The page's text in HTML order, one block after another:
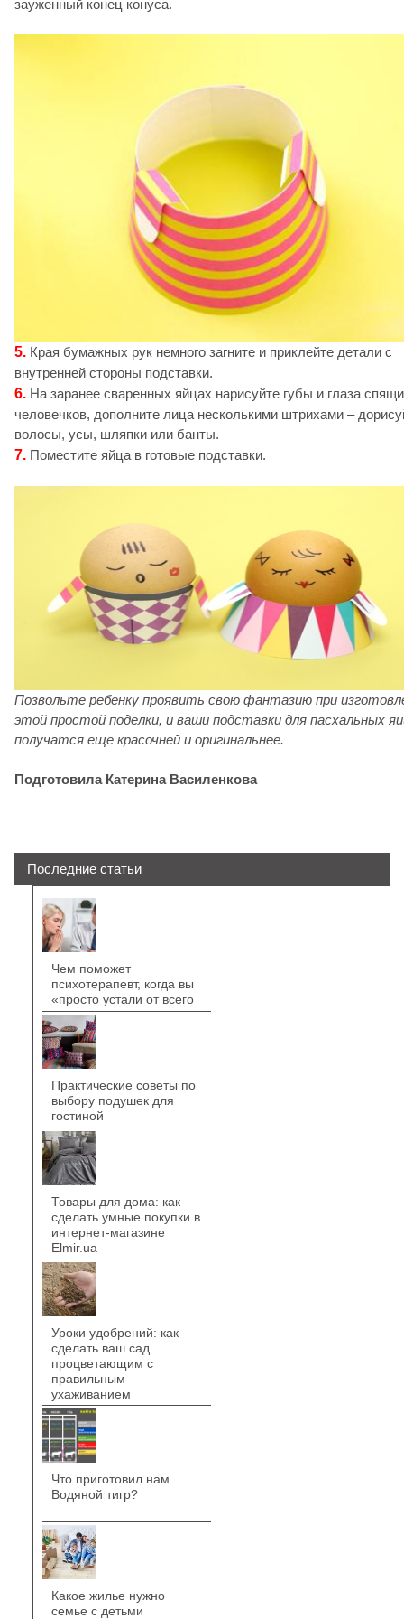
зауженный конец конуса.
5. Края бумажных рук немного загните и приклейте детали с
внутренней стороны подставки.
6. На заранее сваренных яйцах нарисуйте губы и глаза
человечков, дополните лица несколькими штрихами –
волосы, усы, шляпки или банты.
7. Поместите яйца в готовые подставки.
Позвольте ребенку проявить свою фантазию при
этой простой поделки, и ваши подставки для пасхальных
получатся еще красочней и оригинальнее.
Подготовила Катерина Василенкова
Последние статьи
Чем поможет
психотерапевт, когда вы
«просто устали от всего
Практические советы по
выбору подушек для
гостиной
Товары для дома: как
сделать умные покупки в
интернет-магазине
Elmir.ua
Уроки удобрений: как
сделать ваш сад
процветающим с
правильным
ухаживанием
Что приготовил нам
Водяной тигр?
Какое жилье нужно
семье с детьми